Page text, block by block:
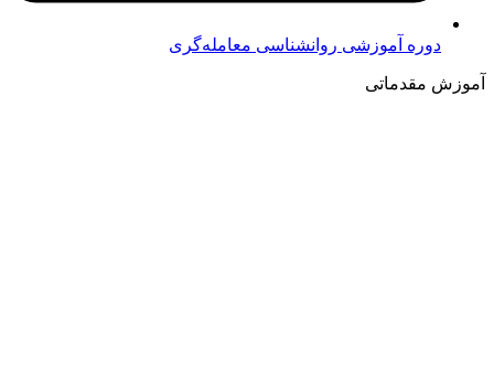
دوره آموزشی روانشناسی معامله‌گری
آموزش مقدماتی